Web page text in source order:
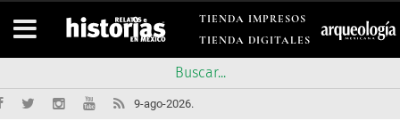
TIENDA IMPRESOS
TIENDA DIGITALES
9-ago-2026.